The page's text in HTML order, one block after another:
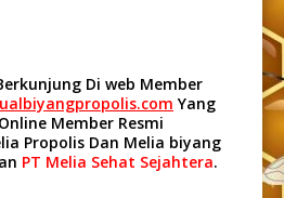
Di web Member
Yang
Member Resmi
Propolis Dan Melia biyang
PT Melia Sehat Sejahtera.